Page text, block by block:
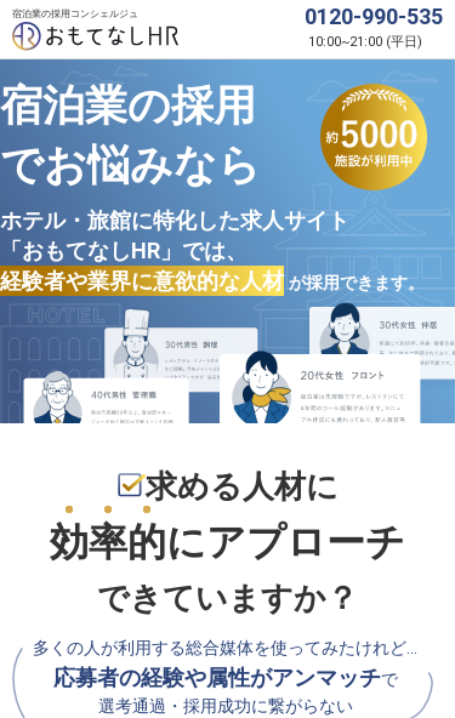
宿泊業の採用コンシェルジュ 0120-990-535
10:00~21:00 (平日)
宿泊業の採用
でお悩みなら
ホテル・旅館に特化した求人サイト
「おもてなしHR」では、
経験者や業界に意欲的な人材 が採用できます。
求める人材に
効率的にアプローチ
できていますか？
多くの人が利用する総合媒体を使ってみたけれど…
応募者の経験や属性がアンマッチで
選考通過・採用成功に繋がらない